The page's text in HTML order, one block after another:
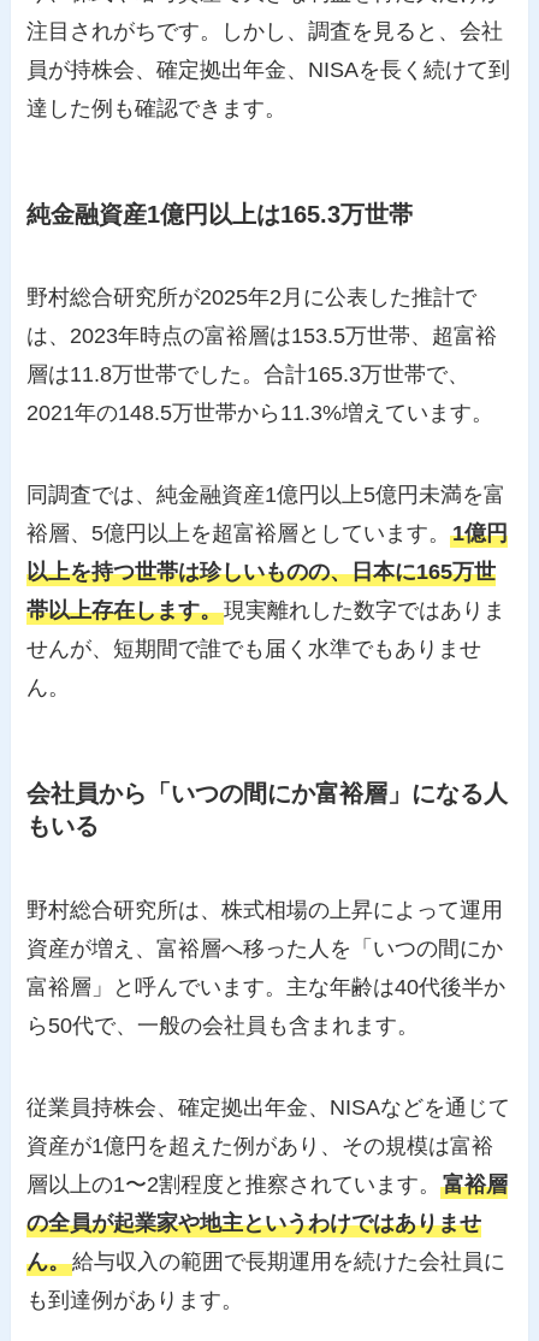
注目されがちです。しかし、調査を見ると、会社
員が持株会、確定拠出年金、NISAを長く続けて到
達した例も確認できます。
純金融資産1億円以上は165.3万世帯
野村総合研究所が2025年2月に公表した推計で
は、2023年時点の富裕層は153.5万世帯、超富裕
層は11.8万世帯でした。合計165.3万世帯で、
2021年の148.5万世帯から11.3%増えています。
同調査では、純金融資産1億円以上5億円未満を富
裕層、5億円以上を超富裕層としています。1億円
以上を持つ世帯は珍しいものの、日本に165万世
帯以上存在します。現実離れした数字ではありま
せんが、短期間で誰でも届く水準でもありませ
ん。
会社員から「いつの間にか富裕層」になる人
もいる
野村総合研究所は、株式相場の上昇によって運用
資産が増え、富裕層へ移った人を「いつの間にか
富裕層」と呼んでいます。主な年齢は40代後半か
ら50代で、一般の会社員も含まれます。
従業員持株会、確定拠出年金、NISAなどを通じて
資産が1億円を超えた例があり、その規模は富裕
層以上の1〜2割程度と推察されています。富裕層
の全員が起業家や地主というわけではありませ
ん。給与収入の範囲で長期運用を続けた会社員に
も到達例があります。